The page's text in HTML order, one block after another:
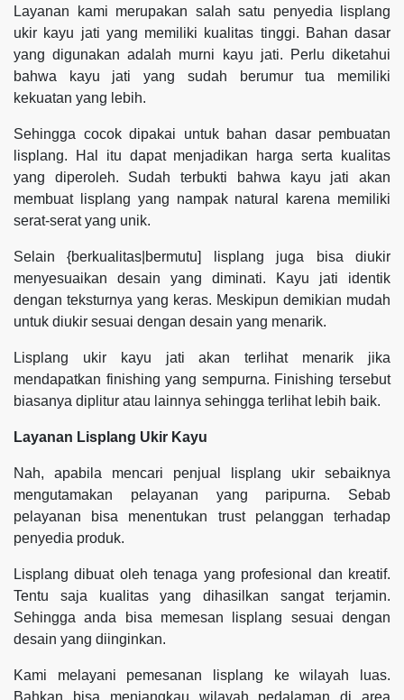
Layanan kami merupakan salah satu penyedia lisplang
ukir kayu jati yang memiliki kualitas tinggi. Bahan dasar
yang digunakan adalah murni kayu jati. Perlu diketahui
bahwa kayu jati yang sudah berumur tua memiliki
kekuatan yang lebih.
Sehingga cocok dipakai untuk bahan dasar pembuatan
lisplang. Hal itu dapat menjadikan harga serta kualitas
yang diperoleh. Sudah terbukti bahwa kayu jati akan
membuat lisplang yang nampak natural karena memiliki
serat-serat yang unik.
Selain {berkualitas|bermutu] lisplang juga bisa diukir
menyesuaikan desain yang diminati. Kayu jati identik
dengan teksturnya yang keras. Meskipun demikian mudah
untuk diukir sesuai dengan desain yang menarik.
Lisplang ukir kayu jati akan terlihat menarik jika
mendapatkan finishing yang sempurna. Finishing tersebut
biasanya diplitur atau lainnya sehingga terlihat lebih baik.
Layanan Lisplang Ukir Kayu
Nah, apabila mencari penjual lisplang ukir sebaiknya
mengutamakan pelayanan yang paripurna. Sebab
pelayanan bisa menentukan trust pelanggan terhadap
penyedia produk.
Lisplang dibuat oleh tenaga yang profesional dan kreatif.
Tentu saja kualitas yang dihasilkan sangat terjamin.
Sehingga anda bisa memesan lisplang sesuai dengan
desain yang diinginkan.
Kami melayani pemesanan lisplang ke wilayah luas.
Bahkan bisa menjangkau wilayah pedalaman di area